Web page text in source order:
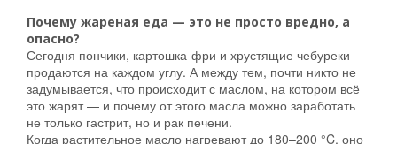
Почему жареная еда — это не просто вредно, а
опасно?
Сегодня пончики, картошка-фри и хрустящие чебуреки
продаются на каждом углу. А между тем, почти никто не
задумывается, что происходит с маслом, на котором всё
это жарят — и почему от этого масла можно заработать
не только гастрит, но и рак печени.
Когда растительное масло нагревают до 180–200 °C, оно